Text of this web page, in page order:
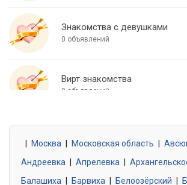
Знакомства с девушками
0 объявлений
Вирт знакомства
0 объявлений
0 объявлений
Знакомства без
Москва Московская область
Андреевка
Апрелевка
Балашиха
Барвиха Белоозёрский